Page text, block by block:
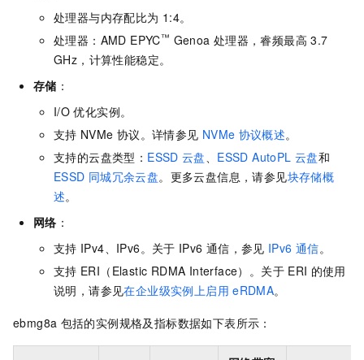
处理器与内存配比为 1:4。
处理器：AMD EPYC™ Genoa 处理器，睿频最高 3.7
GHz，计算性能稳定。
存储 ：
I/O 优化实例。
支持 NVMe 协议。详情参见 NVMe 协议概述。
支持的云盘类型： ESSD 云盘 ESSD AutoPL 云盘和
ESSD 同城冗余云盘。更多云盘信息，请参见块存储概
述。
网络 ：
支持 IPv4、IPv6。关于 IPv6 通信，参见 IPv6 通信。
支持 ERI（Elastic RDMA Interface）。关于 ERI 的使用
说明，请参见在企业级实例上启用 eRDMA。
ebmg8a 包括的实例规格及指标数据如下表所示：